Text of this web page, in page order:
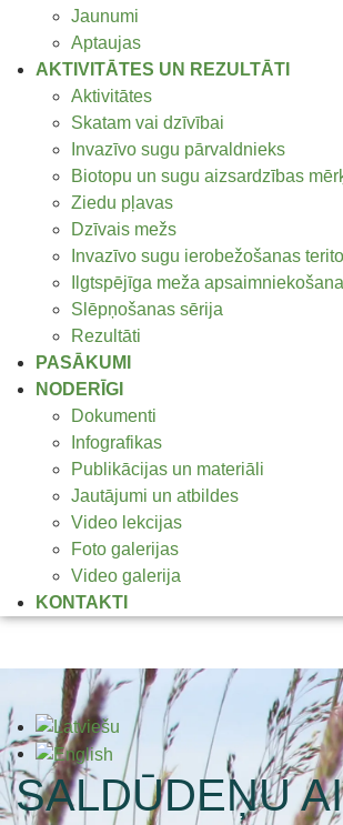
Jaunumi
Aptaujas
AKTIVITĀTES UN REZULTĀTI
Aktivitātes
Skatam vai dzīvībai
Invazīvo sugu pārvaldnieks
Biotopu un sugu aizsardzības
Ziedu pļavas
Dzīvais mežs
Invazīvo sugu ierobežošanas
Ilgtspējīga meža apsaimniekošana
Slēpņošanas sērija
Rezultāti
PASĀKUMI
NODERĪGI
Dokumenti
Infografikas
Publikācijas un materiāli
Jautājumi un atbildes
Video lekcijas
Foto galerijas
Video galerija
KONTAKTI
SALDŪDEŅU